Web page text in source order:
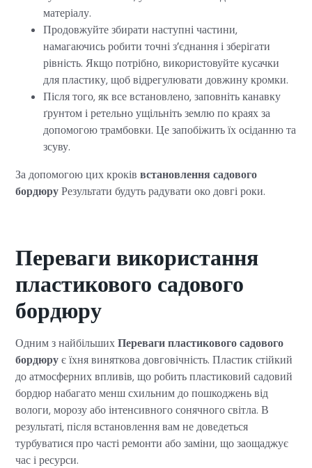
матеріалу.
Продовжуйте збирати наступні частини,
намагаючись робити точні з’єднання і зберігати
рівність. Якщо потрібно, використовуйте кусачки
для пластику, щоб відрегулювати довжину кромки.
Після того, як все встановлено, заповніть канавку
ґрунтом і ретельно ущільніть землю по краях за
допомогою трамбовки. Це запобіжить їх осіданню та
зсуву.
За допомогою цих кроківвстановлення садового
бордюруРезультати будуть радувати око довгі роки.
Переваги використання
пластикового садового
бордюру
Одним з найбільшихПереваги пластикового садового
бордюрує їхня виняткова довговічність. Пластик стійкий
до атмосферних впливів, що робить пластиковий садовий
бордюр набагато менш схильним до пошкоджень від
вологи, морозу або інтенсивного сонячного світла. В
результаті, після встановлення вам не доведеться
турбуватися про часті ремонти або заміни, що заощаджує
час і ресурси.